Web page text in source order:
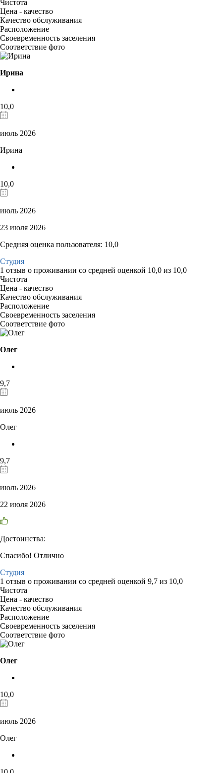
Чистота
Цена - качество
Качество обслуживания
Расположение
Своевременность заселения
Соответствие фото
Ирина
10,0
июль 2026
Ирина
10,0
июль 2026
23 июля 2026
Средняя оценка пользователя: 10,0
Студия
1 отзыв о проживании со средней оценкой 10,0 из 10,0
Чистота
Цена - качество
Качество обслуживания
Расположение
Своевременность заселения
Соответствие фото
Олег
9,7
июль 2026
Олег
9,7
июль 2026
22 июля 2026
Достоинства:
Спасибо! Отлично
Студия
1 отзыв о проживании со средней оценкой 9,7 из 10,0
Чистота
Цена - качество
Качество обслуживания
Расположение
Своевременность заселения
Соответствие фото
Олег
10,0
июль 2026
Олег